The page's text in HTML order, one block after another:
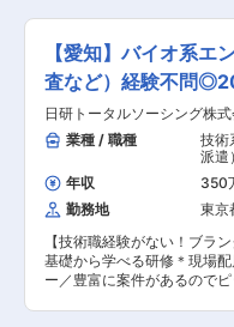
して働ける環境が整っています。 ■京
織構成 正社員数（男女比率
17％ 契約社員数（男女比率
89％ ■当社について 当社は日清製粉グループの
一員として、ファミリーマー
スタ等の麺類や惣菜・たこ
クといった中食を中心に開
ています。調理麺業界では生
いてトップクラス、児玉工場
日本最大級の規模を誇ってい
単身者の増加や、保存技術
及などにより、中食市場は
績も安定しています。 変更の範囲：会社の定める
質管理スタッフとして、コ
管理および工程状態の確認
【具体的な業務内容】
事項 並びに顧客の要求を満
ムの維持／管理
の推進活動 ◇原材料，製品
ているか、原材料や工程内
学検査など ■キャリアステップ：キャリアプラン
に沿って、キャリアとスキル
おります。管理職はスーパー
インマネージャー→課長→工
あります。他にも本社勤務
で、様々なキャリアに挑戦
す。 ■就業環境：残業時間は10時間程度／月とな
っております。3交代制（
手当て・深夜割増手当を支
【愛知】バイオ系エ
査など）経験不問
日研トータルソーシング株式
業種 / 職種
技術
派遣
析・
（基
（
料）
年収 350
勤務地
東京
【技術職経験がない！ブラ
基礎から学べる研修＊現場
ー／豊富に案件があるので